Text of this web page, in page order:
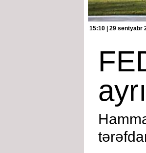
15:10 | 29 sentyabr